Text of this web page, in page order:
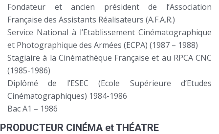
Fondateur et ancien président de l’Association
Française des Assistants Réalisateurs (A.F.A.R.)
Service National à l’Etablissement Cinématographique
et Photographique des Armées (ECPA) (1987 – 1988)
Stagiaire à la Cinémathèque Française et au RPCA CNC
(1985-1986)
Diplômé de l’ESEC (Ecole Supérieure d’Etudes
Cinématographiques) 1984-1986
Bac A1 – 1986
PRODUCTEUR CINÉMA et THÉATRE